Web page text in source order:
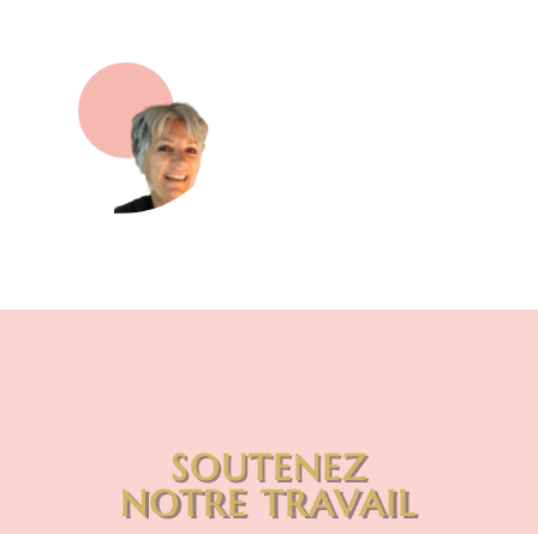
SOUTENEZ
NOTRE TRAVAIL